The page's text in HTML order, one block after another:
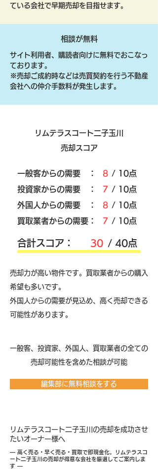
ている会社で早期売却を目指せます。
相談が無料
サイト利用者、購読者向けに無料でおこなっ
ております。
​※売却ご成約時などは売買契約を行う不動産
会社への仲介手数料が発生します。
リムテラスコート二子玉川
売却スコア
​一般客からの需要 ： 8 / 10点
​投資家からの需要 ：
7 / 10点
外国人からの需要 ：
8 / 10点
買取業者からの需要：
7 / 10点
​合計スコア： 30 / 40点
売却力が高い物件です。買取業者からの購入
希望も多いです。
外国人からの需要が見込め、高く売却できる
可能性があります。
​一般客、投資家、外国人、買取業者の全ての
売却可能性を含めた相談が可能
編集部に無料相談をする
リムテラスコート二子玉川の売却を成功させ
たいオーナー様へ
― 高く売る・早く売る・買取で即現金化。リムテラスコ
ート二子玉川の売却が得意な会社を厳選してご案内しま
す ―